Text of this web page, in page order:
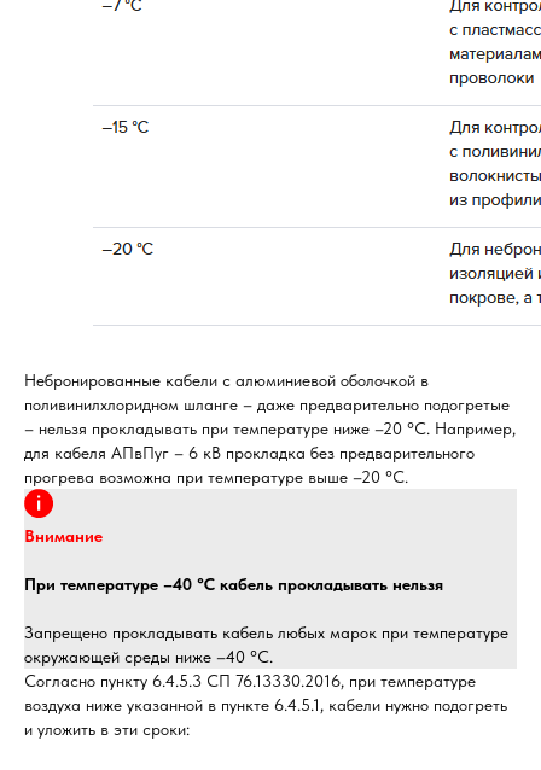
Небронированные кабели с алюминиевой оболочкой в
поливинилхлоридном шланге – даже предварительно подогретые
– нельзя прокладывать при температуре ниже –20 °С. Например,
для кабеля АПвПуг – 6 кВ прокладка без предварительного
прогрева возможна при температуре выше –20 °С.
Внимание
При температуре –40 °С кабель прокладывать нельзя
Запрещено прокладывать кабель любых марок при температуре
окружающей среды ниже –40 °С.
Согласно пункту 6.4.5.3 СП 76.13330.2016, при температуре
воздуха ниже указанной в пункте 6.4.5.1, кабели нужно подогреть
и уложить в эти сроки: